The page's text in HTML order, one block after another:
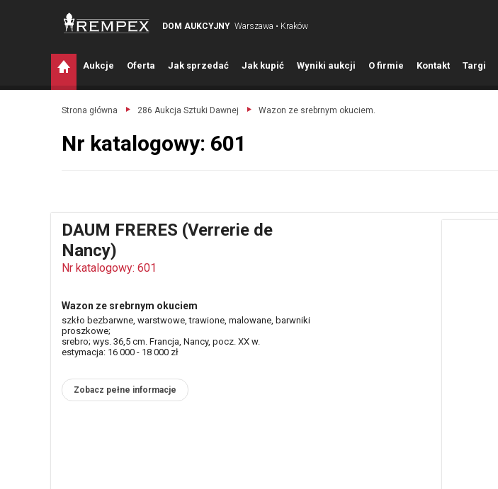
DOM AUKCYJNY Warszawa • Kraków
Aukcje Oferta Jak sprzedać Jak kupić Wyniki aukcji O firmie Kontakt Targi
Strona główna 286 Aukcja Sztuki Dawnej Wazon ze srebrnym okuciem.
Nr katalogowy: 601
DAUM FRERES (Verrerie de
Nancy)
Nr katalogowy: 601
Wazon ze srebrnym okuciem
szkło bezbarwne, warstwowe, trawione, malowane, barwniki
proszkowe;
srebro; wys. 36,5 cm. Francja, Nancy, pocz. XX w.
estymacja: 16 000 - 18 000 zł
Zobacz pełne informacje